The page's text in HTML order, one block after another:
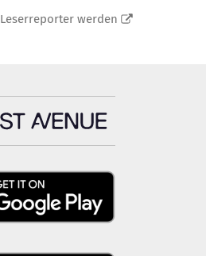
Leserreporter werden